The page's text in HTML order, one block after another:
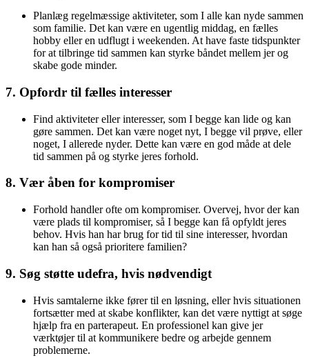
Planlæg regelmæssige aktiviteter, som I alle kan nyde sammen
som familie. Det kan være en ugentlig middag, en fælles
hobby eller en udflugt i weekenden. At have faste tidspunkter
for at tilbringe tid sammen kan styrke båndet mellem jer og
skabe gode minder.
7. Opfordr til fælles interesser
Find aktiviteter eller interesser, som I begge kan lide og kan
gøre sammen. Det kan være noget nyt, I begge vil prøve, eller
noget, I allerede nyder. Dette kan være en god måde at dele
tid sammen på og styrke jeres forhold.
8. Vær åben for kompromiser
Forhold handler ofte om kompromiser. Overvej, hvor der kan
være plads til kompromiser, så I begge kan få opfyldt jeres
behov. Hvis han har brug for tid til sine interesser, hvordan
kan han så også prioritere familien?
9. Søg støtte udefra, hvis nødvendigt
Hvis samtalerne ikke fører til en løsning, eller hvis situationen
fortsætter med at skabe konflikter, kan det være nyttigt at søge
hjælp fra en parterapeut. En professionel kan give jer
værktøjer til at kommunikere bedre og arbejde gennem
problemerne.